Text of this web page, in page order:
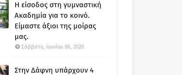
Η είσοδος στη γυμναστική
Ακαδημία για το κοινό.
Είμαστε άξιοι της μοίρας
μας.
Σάββατο, Ιουνίου 06, 2020
Στην Δάφνη υπάρχουν 4